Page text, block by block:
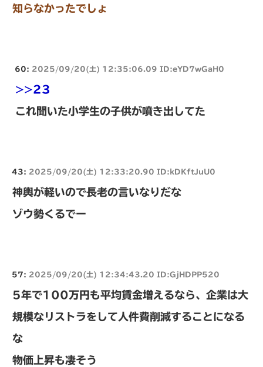
知らなかったでしょ
60: 2025/09/20(土) 12:35:06.09 ID:eYD7wGaH0
>>23
これ聞いた小学生の子供が噴き出してた
43: 2025/09/20(土) 12:33:20.90 ID:kDKftJuU0
神輿が軽いので長老の言いなりだな
ゾウ勢くるでー
57: 2025/09/20(土) 12:34:43.20 ID:GjHDPP520
5年で100万円も平均賃金増えるなら、企業は大
規模なリストラをして人件費削減することになる
な
物価上昇も凄そう